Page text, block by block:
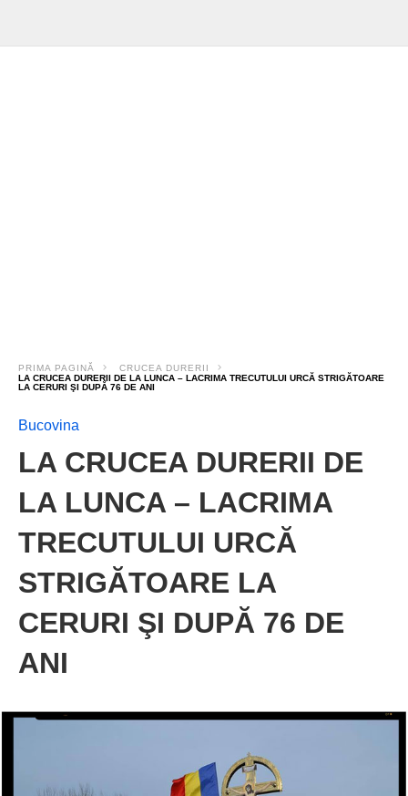
PRIMA PAGINĂ
CRUCEA DURERII
LA CRUCEA DURERII DE LA LUNCA – LACRIMA TRECUTULUI URCĂ STRIGĂTOARE
LA CERURI ŞI DUPĂ 76 DE ANI
Bucovina
LA CRUCEA DURERII DE
LA LUNCA – LACRIMA
TRECUTULUI URCĂ
STRIGĂTOARE LA
CERURI ŞI DUPĂ 76 DE
ANI